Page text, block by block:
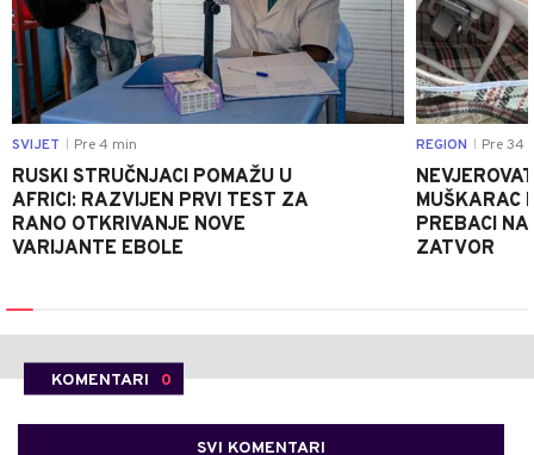
SVIJET Pre 4 min
RUSKI STRUČNJACI POMAŽU U
AFRICI: RAZVIJEN PRVI TEST ZA
RANO OTKRIVANJE NOVE
VARIJANTE EBOLE
REGION Pre 34
MUŠKARAC
PREBACI
ZATVOR
KOMENTARI 0
SVI KOMENTARI